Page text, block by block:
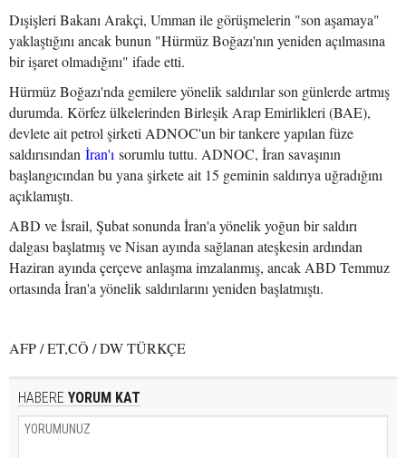
Dışişleri Bakanı Arakçi, Umman ile görüşmelerin "son aşamaya"
yaklaştığını ancak bunun "Hürmüz Boğazı'nın yeniden açılmasına
bir işaret olmadığını" ifade etti.
Hürmüz Boğazı'nda gemilere yönelik saldırılar son günlerde artmış
durumda. Körfez ülkelerinden Birleşik Arap Emirlikleri (BAE),
devlete ait petrol şirketi ADNOC'un bir tankere yapılan füze
saldırısından İran'ı sorumlu tuttu. ADNOC, İran savaşının
başlangıcından bu yana şirkete ait 15 geminin saldırıya uğradığını
açıklamıştı.
ABD ve İsrail, Şubat sonunda İran'a yönelik yoğun bir saldırı
dalgası başlatmış ve Nisan ayında sağlanan ateşkesin ardından
Haziran ayında çerçeve anlaşma imzalanmış, ancak ABD Temmuz
ortasında İran'a yönelik saldırılarını yeniden başlatmıştı.
AFP / ET,CÖ / DW TÜRKÇE
HABERE YORUM KAT